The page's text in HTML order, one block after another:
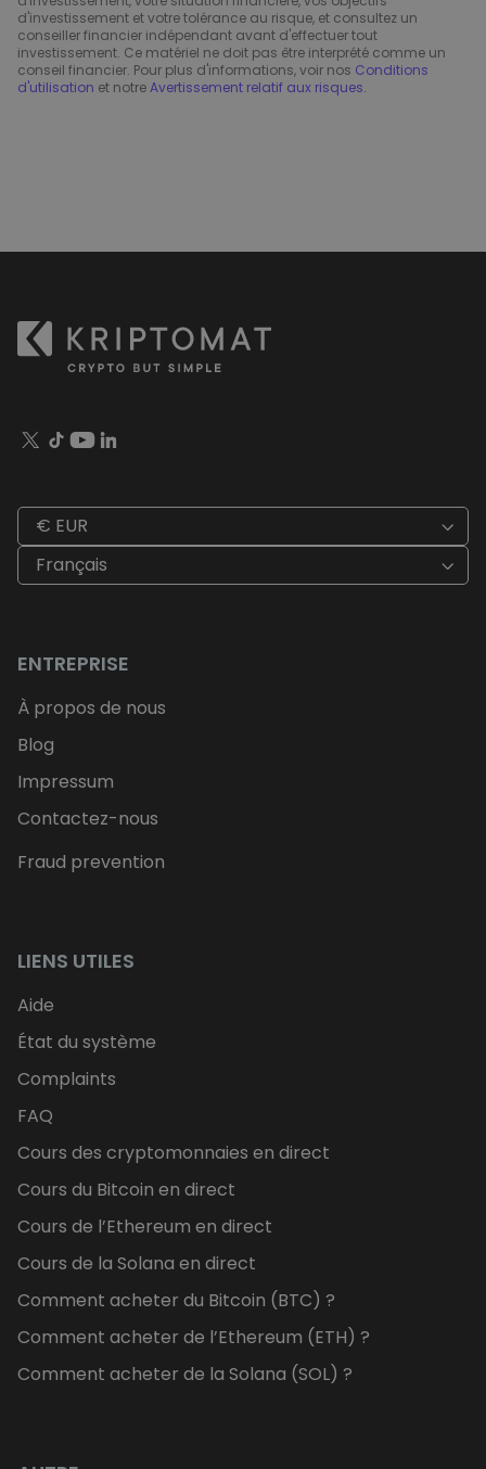
d'investissement et votre tolérance au risque, et consultez un
conseiller financier indépendant avant d'effectuer tout
investissement. Ce matériel ne doit pas être interprété comme un
conseil financier. Pour plus d'informations, voir nos Conditions
d'utilisation et notreAvertissement relatif aux risques.
€ EUR
Français
ENTREPRISE
À propos de nous
Blog
Impressum
Contactez-nous
Fraud prevention
LIENS UTILES
Aide
État du système
Complaints
FAQ
Cours des cryptomonnaies en direct
Cours du Bitcoin en direct
Cours de l’Ethereum en direct
Cours de la Solana en direct
Comment acheter du Bitcoin (BTC) ?
Comment acheter de l’Ethereum (ETH) ?
Comment acheter de la Solana (SOL) ?